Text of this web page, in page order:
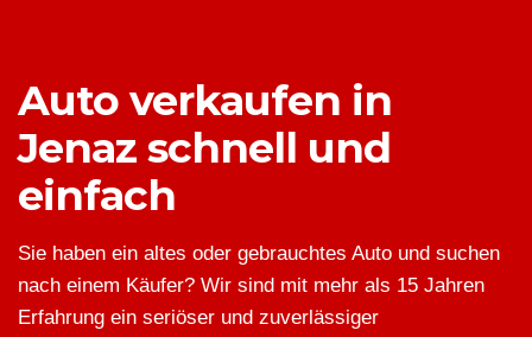
Auto verkaufen in
Jenaz schnell und
einfach
Sie haben ein altes oder gebrauchtes Auto und suchen
nach einem Käufer? Wir sind mit mehr als 15 Jahren
Erfahrung ein seriöser und zuverlässiger